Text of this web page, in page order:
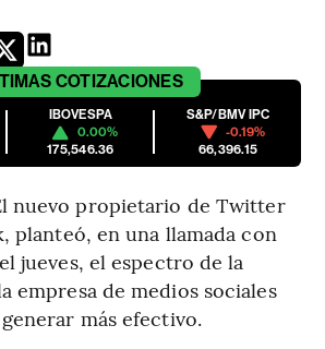
COTIZACIONES
IBOVESPA
0.00%
175,546.36
S&P/BMV IPC
-0.19%
66,396.15
nuevo propietario de Twitter
planteó, en una llamada con
jueves, el espectro de la
empresa de medios sociales
más efectivo.